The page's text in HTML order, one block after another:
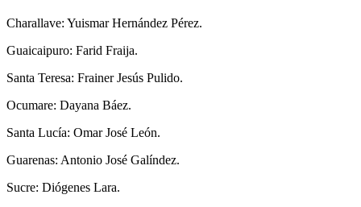
Charallave: Yuismar Hernández Pérez.
Guaicaipuro: Farid Fraija.
Santa Teresa: Frainer Jesús Pulido.
Ocumare: Dayana Báez.
Santa Lucía: Omar José León.
Guarenas: Antonio José Galíndez.
Sucre: Diógenes Lara.